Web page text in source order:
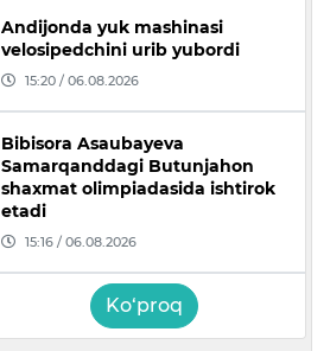
Andijonda yuk mashinasi
velosipedchini urib yubordi
15:20 / 06.08.2026
Bibisora Asaubayeva
Samarqanddagi Butunjahon
shaxmat olimpiadasida ishtirok
etadi
15:16 / 06.08.2026
Ko‘proq